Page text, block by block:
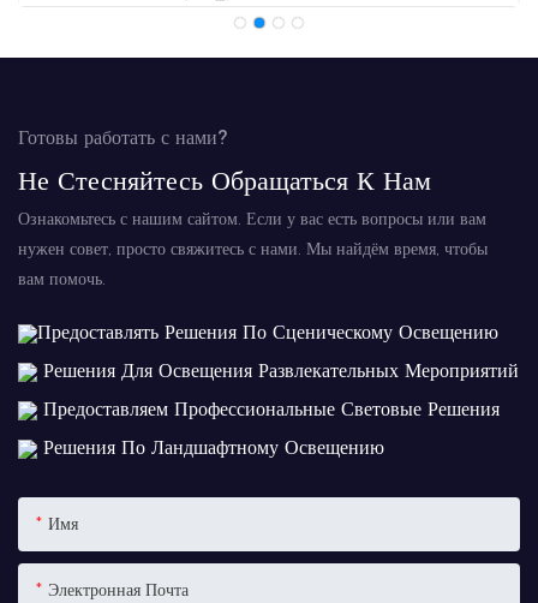
Готовы работать с нами?
Не Стесняйтесь Обращаться К Нам
Ознакомьтесь с нашим сайтом. Если у вас есть вопросы или вам
нужен совет, просто свяжитесь с нами. Мы найдём время, чтобы
вам помочь.
Предоставлять Решения По Сценическому Освещению
Решения Для Освещения Развлекательных Мероприятий
Предоставляем Профессиональные Световые Решения
Решения По Ландшафтному Освещению
Имя
Электронная Почта